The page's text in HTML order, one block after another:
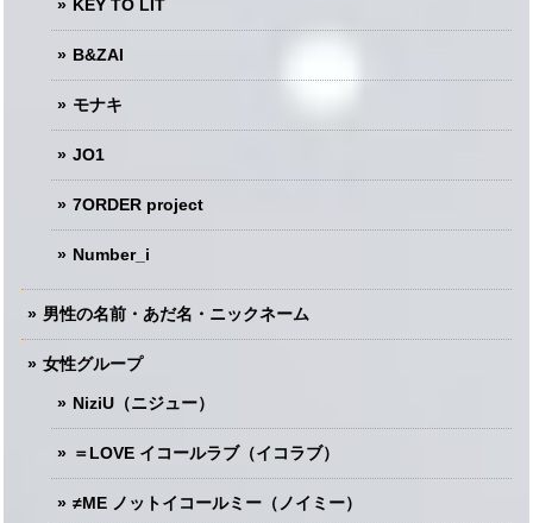
KEY TO LIT
B&ZAI
モナキ
JO1
7ORDER project
Number_i
男性の名前・あだ名・ニックネーム
女性グループ
NiziU（ニジュー）
＝LOVE イコールラブ（イコラブ）
≠ME ノットイコールミー（ノイミー）